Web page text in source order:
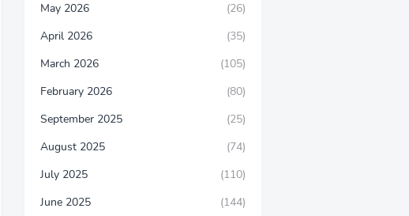
May 2026
(26)
April 2026
(35)
March 2026
(105)
February 2026
(80)
September 2025
(25)
August 2025
(74)
July 2025
(110)
June 2025
(144)